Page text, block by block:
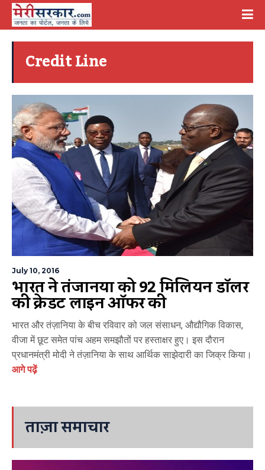
Credit Line
July 10, 2016
भारत ने तंजानिया को 92 मिलियन डॉलर
की क्रेडिट लाइन ऑफर की
भारत और तंज़ानिया के बीच रविवार को जल संसाधन, औद्यौगिक विकास,
वीजा में छूट समेत पांच अहम समझौतों पर हस्ताक्षर हुए। इस दौरान
प्रधानमंत्री मोदी ने तंज़ानिया के साथ आर्थिक साझेदारी का जिक्र किया।
आगे पढ़ें
ताज़ा समाचार